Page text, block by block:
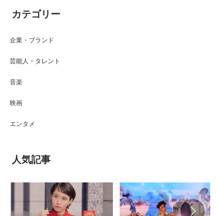
カテゴリー
企業・ブランド
芸能人・タレント
音楽
映画
エンタメ
人気記事